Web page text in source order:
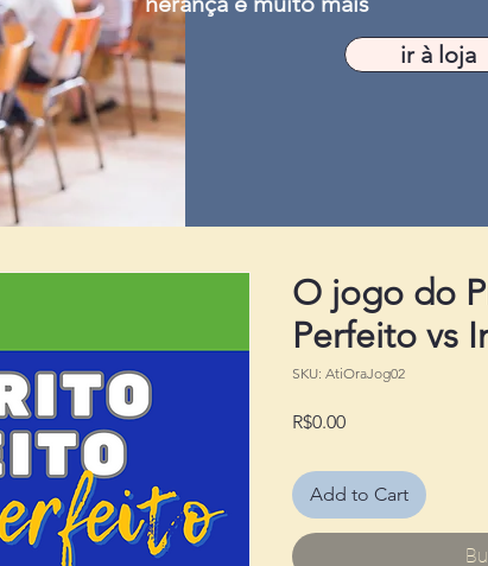
ir à loja
O jogo do
Perfeito vs
SKU: AtiOraJog02
R$0.00Price
Add to Cart